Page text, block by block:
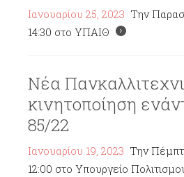
Ιανουαρίου 25, 2023 Την
14:30 στο ΥΠΑΙΘ
Νέα
κινητοποίηση
85/22
Ιανουαρίου 19, 2023 Την
12:00 στο Υπουργείο